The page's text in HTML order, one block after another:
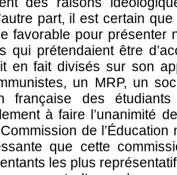
part, il est certain
favorable pour présenter
qui prétendaient être
en fait divisés sur son
un MRP, un
française des
à faire l’unanimité
de l’Éducation
que cette
les plus